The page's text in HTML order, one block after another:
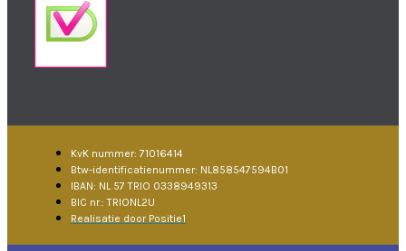
KvK nummer: 71016414
Btw-identificatienummer: NL858547594B01
IBAN: NL 57 TRIO 0338949313
BIC nr.: TRIONL2U
Realisatie door Positie1